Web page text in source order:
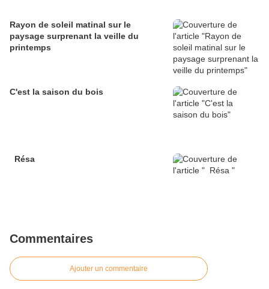
Rayon de soleil matinal sur le
paysage surprenant la veille du
printemps
C'est la saison du bois
Résa
Commentaires
Ajouter un commentaire